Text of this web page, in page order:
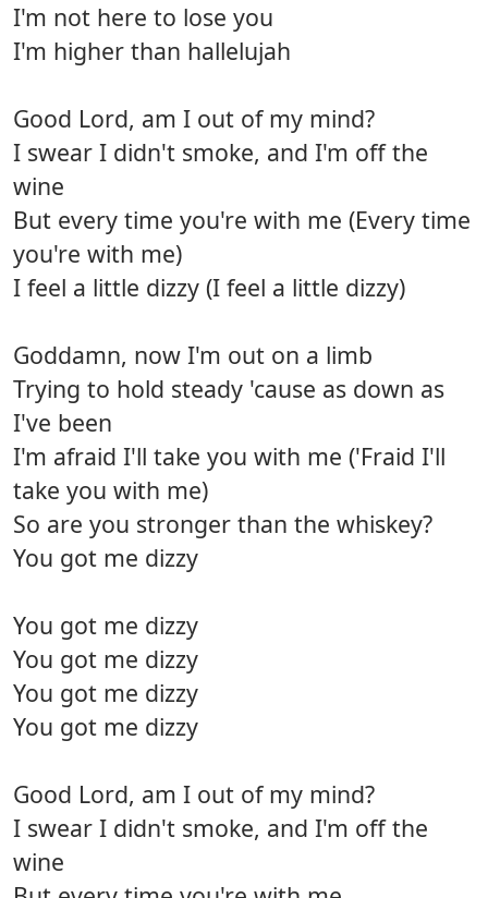
I'm not here to lose you
I'm higher than hallelujah
Good Lord, am I out of my mind?
I swear I didn't smoke, and I'm off the
wine
But every time you're with me (Every time
you're with me)
I feel a little dizzy (I feel a little dizzy)
Goddamn, now I'm out on a limb
Trying to hold steady 'cause as down as
I've been
I'm afraid I'll take you with me ('Fraid I'll
take you with me)
So are you stronger than the whiskey?
You got me dizzy
You got me dizzy
You got me dizzy
You got me dizzy
You got me dizzy
Good Lord, am I out of my mind?
I swear I didn't smoke, and I'm off the
wine